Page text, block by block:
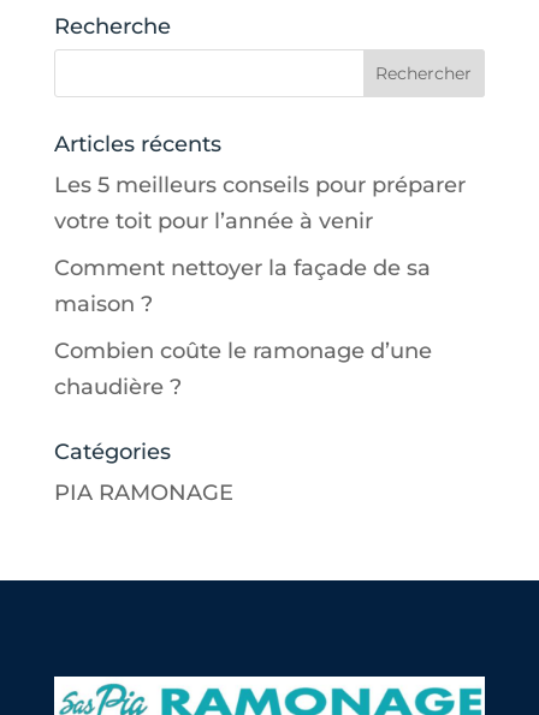
Recherche
Articles récents
Les 5 meilleurs conseils pour préparer
votre toit pour l’année à venir
Comment nettoyer la façade de sa
maison ?
Combien coûte le ramonage d’une
chaudière ?
Catégories
PIA RAMONAGE